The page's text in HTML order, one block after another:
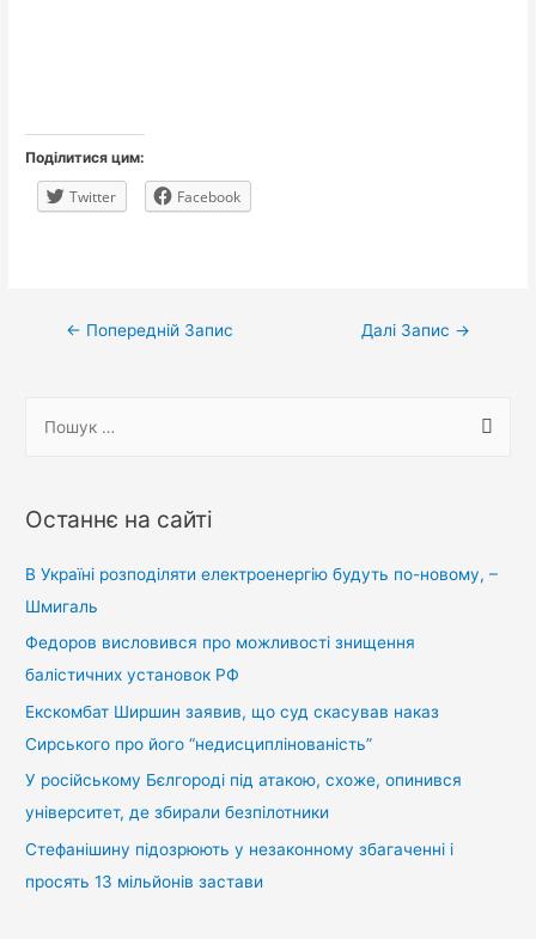
Поділитися цим:
Twitter Facebook
Навігація
← Попередній Запис Далі Запис →
у
:
Останнє на сайті
В Україні розподіляти електроенергію будуть по-новому, –
Шмигаль
Федоров висловився про можливості знищення
балістичних установок РФ
Екскомбат Ширшин заявив, що суд скасував наказ
Сирського про його “недисциплінованість”
У російському Бєлгороді під атакою, схоже, опинився
університет, де збирали безпілотники
Стефанішину підозрюють у незаконному збагаченні і
просять 13 мільйонів застави